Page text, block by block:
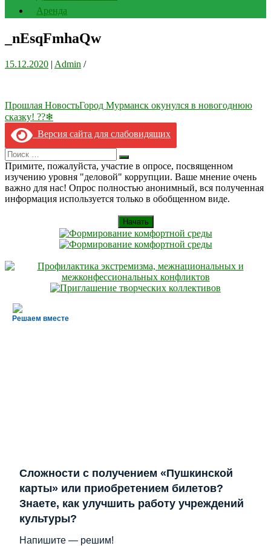
Аренда
_nEsqFmhaQw
15.12.2020 | Admin /
Навигация
по
записям
Прошлая НовостьГород Мурманск окунулся в новогоднюю
сказку! ??❄
Версия сайта для слабовидящих
Search
for:
Искать
Примите, пожалуйста, участие в опросе, посвященном
изучению уровня "деловой" коррупции. Ваше мнение очень
важно для нас! Опрос полностью анонимный, вся полученная
информация используется только в обобщенном виде.
Начать
Решаем вместе
Сложности с получением «Пушкинской
карты» или приобретением билетов?
Знаете, как улучшить работу учреждений
культуры?
Напишите — решим!